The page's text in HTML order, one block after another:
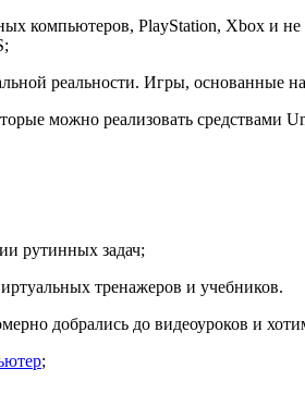
компьютеров, PlayStation, Xbox и
реальности. Игры, основанные
можно реализовать
рутинных задач;
тренажеров и учебников.
добрались до видеоуроков и
;